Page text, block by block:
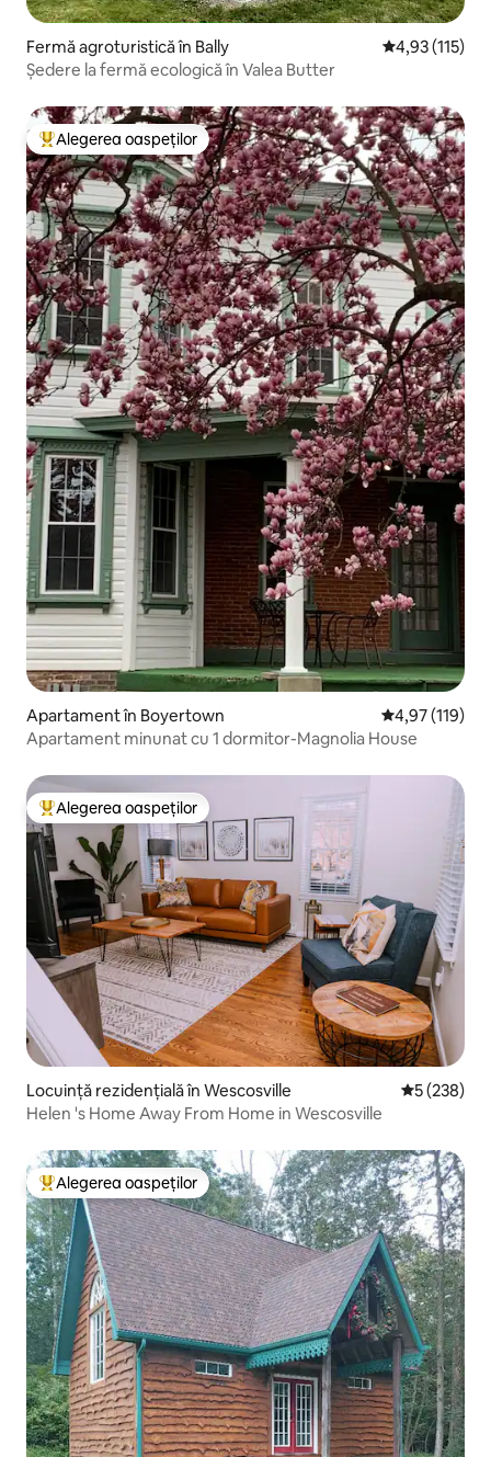
Fermă agroturistică în Bally Scor mediu
4,93 (115)
Ședere la fermă ecologică în Valea Butter
Locuință din topul categoriei Alegerea oaspeților
Alegerea oaspeților
Apartament în Boyertown Scor mediu
4,97 (119)
Apartament minunat cu 1 dormitor-Magnolia House
Locuință din topul categoriei Alegerea oaspeților
Alegerea oaspeților
Locuință rezidențială în Wescosville Scor mediu
5 (238)
Helen 's Home Away From Home in Wescosville
Locuință din topul categoriei Alegerea oaspeților
Alegerea oaspeților